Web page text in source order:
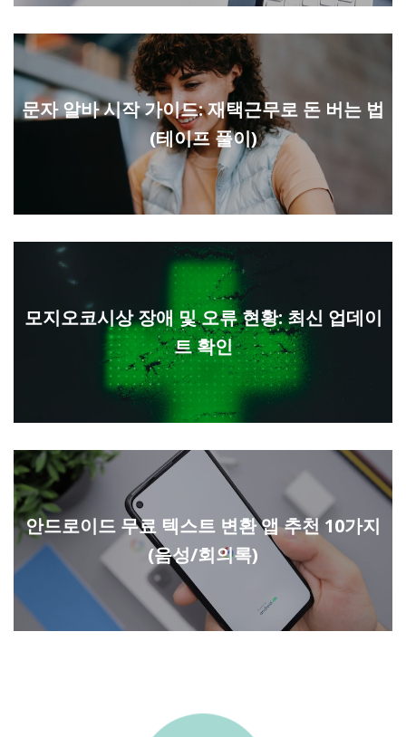
문자 알바 시작 가이드: 재택근무로 돈 버는 법
(테이프 풀이)
모지오코시상 장애 및 오류 현황: 최신 업데이
트 확인
안드로이드 무료 텍스트 변환 앱 추천 10가지
(음성/회의록)